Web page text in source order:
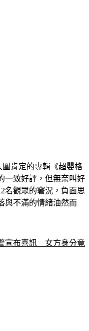
一致好評，但無奈叫好
名觀眾的窘況，負面思
與不滿的情緒油然而